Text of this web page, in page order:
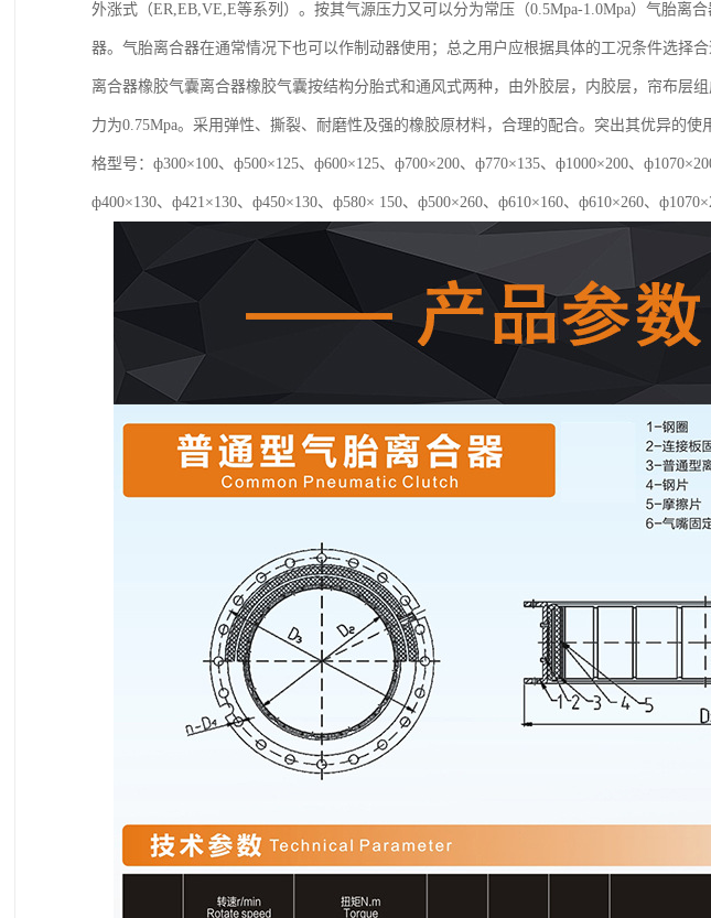
外涨式（ER,EB,VE,E等系列）。按其气源压力又可以分为常压（0.5Mpa-1.0Mpa）气胎离
器。气胎离合器在通常情况下也可以作制动器使用；总之用户应根据具体的工况条件选择合
离合器橡胶气囊离合器橡胶气囊按结构分胎式和通风式两种，由外胶层，内胶层，帘布层
力为0.75Mpa。采用弹性、撕裂、耐磨性及强的橡胶原材料，合理的配合。突出其优异的
格型号：ф300×100、ф500×125、ф600×125、ф700×200、ф770×135、ф1000×200、
ф400×130、ф421×130、ф450×130、ф580× 150、ф500×260、ф610×160、ф610×260、